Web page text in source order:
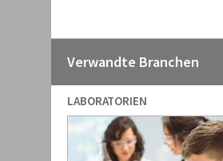
Verwandte Branchen
LABORATORIEN